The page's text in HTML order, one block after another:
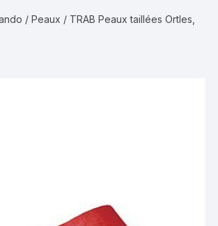
/Peaux / TRAB Peaux taillées Ortles,